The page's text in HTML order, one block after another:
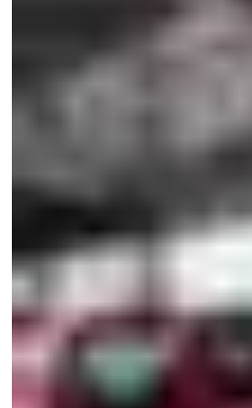
ASSA ABLOY OH1042FG Overhead